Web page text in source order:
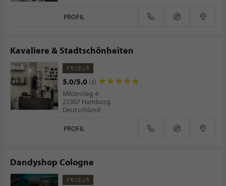
PROFIL
Kavaliere & Stadtschönheiten
FRISEUR
5.0/5.0 (3)
Mildestieg 4
22307 Hamburg
Deutschland
PROFIL
Dandyshop Cologne
FRISEUR